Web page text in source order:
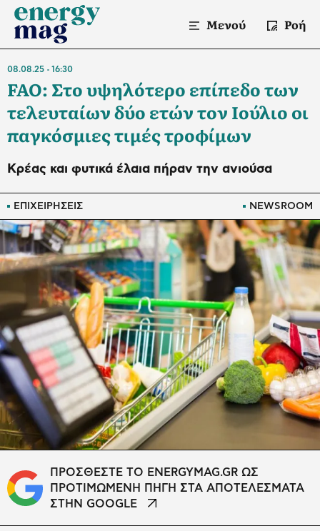
Μενού Ροή
ΕΠΙΧΕΙΡΗΣΕΙΣ NEWSROOM
08.08.25 16:30
FAO: Στο υψηλότερο επίπεδο των
τελευταίων δύο ετών τον Ιούλιο oι
παγκόσμιες τιμές τροφίμων
Κρέας και φυτικά έλαια πήραν την ανιούσα
ΠΡΟΣΘΕΣΤΕ ΤΟ ENERGYMAG.GR ΩΣ
ΠΡΟΤΙΜΩΜΕΝΗ ΠΗΓΗ ΣΤΑ ΑΠΟΤΕΛΕΣΜΑΤΑ
ΣΤΗΝ GOOGLE